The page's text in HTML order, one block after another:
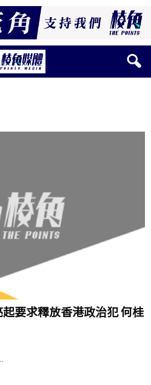
要求釋放香港政治犯 何桂